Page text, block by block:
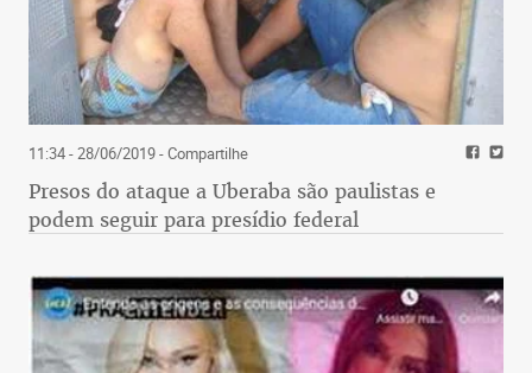
11:34 - 28/06/2019- Compartilhe
Presos do ataque a Uberaba são paulistas e
podem seguir para presídio federal